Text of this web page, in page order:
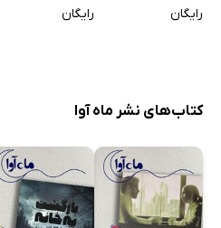
رایگان
رایگان
کتاب‌های نشر ماه آوا